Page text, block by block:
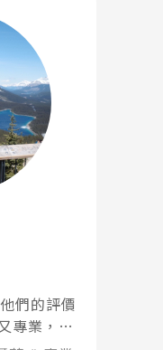
們的評價
專業，最